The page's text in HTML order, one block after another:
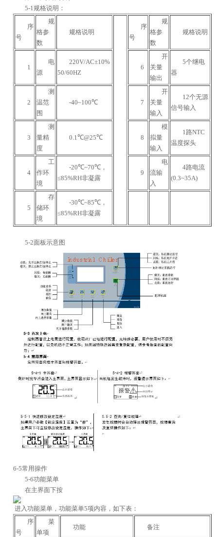
5-1规格说明：
序
号
规
格参
数
规格说明
序
号
规
格参
数
规格说明
1
电
源
220V/AC±10%
50/60HZ
6
开
关量
输出
5个继电
器
2
测
温范
围
-40~100℃ 7
开
关量
输入
12个无源
信号输入
3
测
量精
度
0.1℃@25℃ 8
模
拟量
输入
1路NTC
温度探头
4
工
作环
境
-20℃~70℃，
≤85%RH非凝露
9
电
流输
入
4路电流
(0.3~35A)
5
存
储环
境
-30℃~85℃，
≤85%RH非凝露
5-2面板示意图
6-5常用操作
5-6功能菜单
在主界面下按
进入功能菜单，功能菜单5项内容，如下表：
序
号
菜
单项
功能 备注